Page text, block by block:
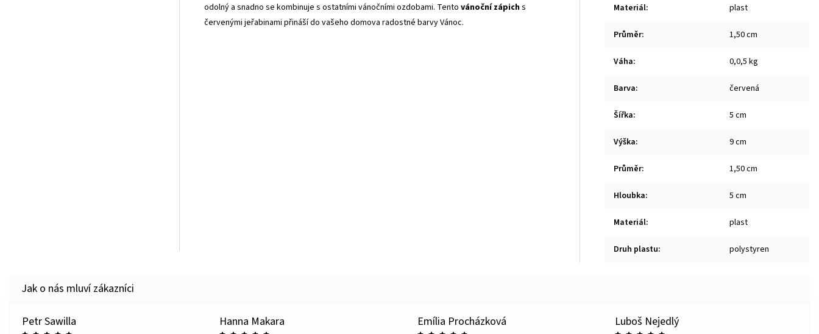
odolný a snadno se kombinuje s ostatními vánočními ozdobami. Tento vánoční zápichs
červenými jeřabinami přináší do vašeho domova radostné barvy Vánoc.
Materiál: plast
Průměr: 1,50 cm
Váha: 0,0,5 kg
Barva: červená
Šířka: 5 cm
Výška: 9 cm
Průměr: 1,50 cm
Hloubka: 5 cm
Materiál: plast
Druh plastu: polystyren
Petr Sawilla Hanna Makara Emília Procházková Luboš Nejedlý